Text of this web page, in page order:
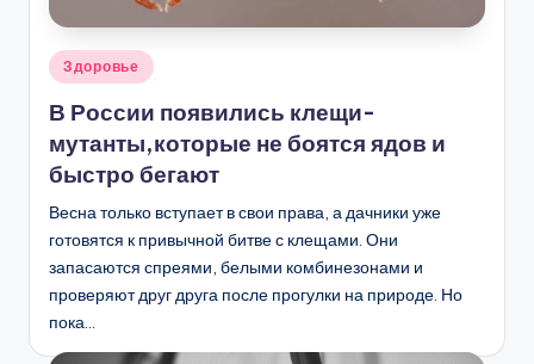
Опубликовано
Здоровье
В России появились клещи-
мутанты,которые не боятся ядов и
быстро бегают
Весна только вступает в свои права, а дачники уже
готовятся к привычной битве с клещами. Они
запасаются спреями, белыми комбинезонами и
проверяют друг друга после прогулки на природе. Но
пока…